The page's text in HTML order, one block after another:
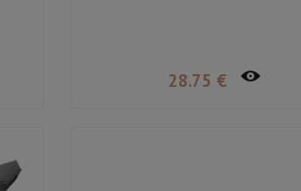
28.75 €